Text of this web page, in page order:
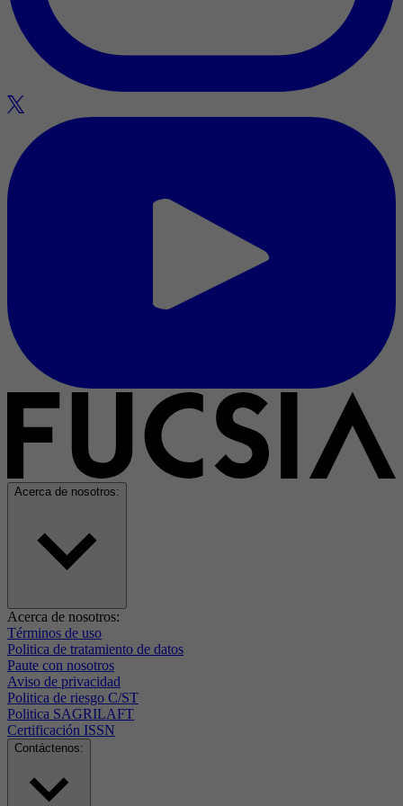
Acerca de nosotros:
Acerca de nosotros:
Términos de uso
Politica de tratamiento de datos
Paute con nosotros
Aviso de privacidad
Politica de riesgo C/ST
Politica SAGRILAFT
Certificación ISSN
Contáctenos: